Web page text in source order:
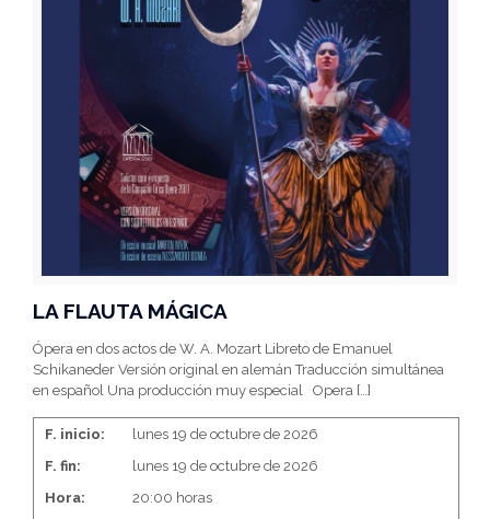
LA FLAUTA MÁGICA
Ópera en dos actos de W. A. Mozart Libreto de Emanuel
Schikaneder Versión original en alemán Traducción simultánea
en español Una producción muy especial Opera […]
F. inicio:
lunes 19 de octubre de 2026
F. fin:
lunes 19 de octubre de 2026
Hora:
20:00 horas